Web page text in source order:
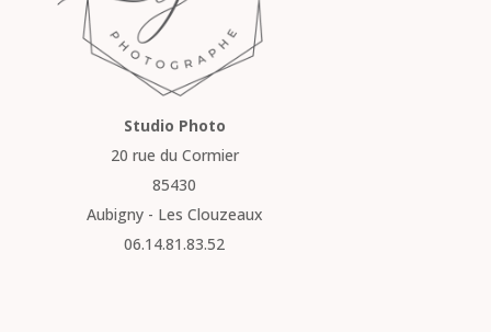
Studio Photo
20 rue du Cormier
85430
Aubigny - Les Clouzeaux
06.14.81.83.52